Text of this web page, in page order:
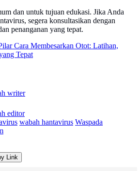
dan untuk tujuan edukasi. Jika Anda
segera konsultasikan dengan
penanganan yang tepat.
Cara Membesarkan Otot: Latihan,
Tepat
writer
editor
wabah hantavirus Waspada
Link